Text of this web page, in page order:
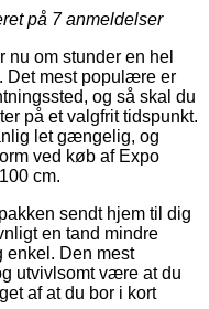
på 7anmeldelser
nu om stunder en hel
Det mest populære er
og så skal du
på et valgfrit tidspunkt.
let gængelig, og
ved køb af Expo
cm.
sendt hjem til dig
en tand mindre
Den mest
utvivlsomt være at du
af at du bor i kort